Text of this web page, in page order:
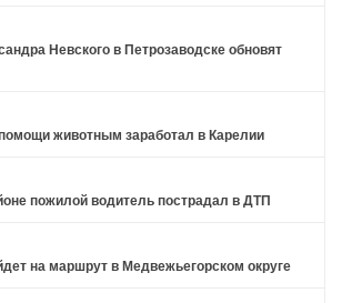
Невского в Петрозаводске обновят
животным заработал в Карелии
пожилой водитель пострадал в ДТП
на маршрут в Медвежьегорском округе